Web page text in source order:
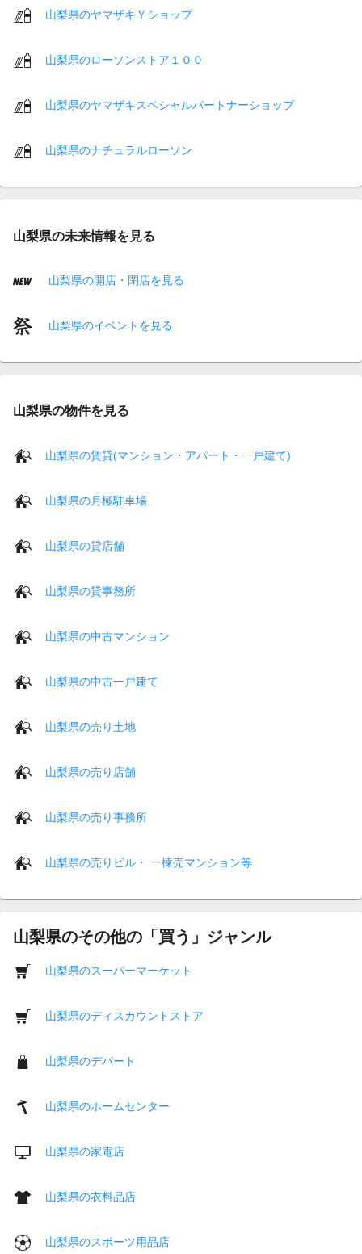
山梨県のヤマザキＹショップ
山梨県のローソンストア１００
山梨県のヤマザキスペシャルパートナーショップ
山梨県のナチュラルローソン
山梨県の未来情報を見る
山梨県の開店・閉店を見る
山梨県のイベントを見る
山梨県の物件を見る
山梨県の賃貸(マンション・アパート・一戸建て)
山梨県の月極駐車場
山梨県の貸店舗
山梨県の貸事務所
山梨県の中古マンション
山梨県の中古一戸建て
山梨県の売り土地
山梨県の売り店舗
山梨県の売り事務所
山梨県の売りビル・ 一棟売マンション等
山梨県のその他の「買う」ジャンル
山梨県のスーパーマーケット
山梨県のディスカウントストア
山梨県のデパート
山梨県のホームセンター
山梨県の家電店
山梨県の衣料品店
山梨県のスポーツ用品店